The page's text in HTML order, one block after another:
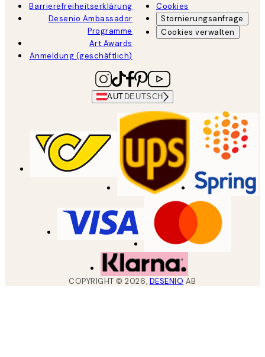
Barrierefreiheitserklärung
Desenio Ambassador
Programme
Art Awards
Anmeldung (geschäftlich)
Cookies
Stornierungsanfrage
Cookies verwalten
AUT DEUTSCH
COPYRIGHT ©2026, DESENIO AB